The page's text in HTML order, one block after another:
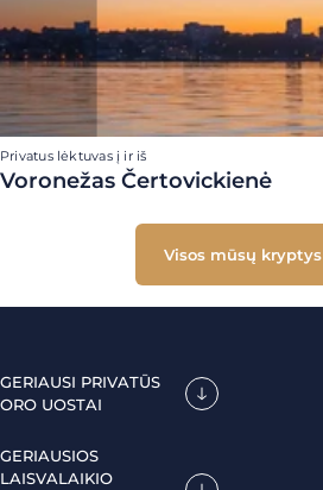
Privatus lėktuvas į ir iš
Voronežas Čertovickienė
Visos mūsų kryptys
GERIAUSI PRIVATŪS
ORO UOSTAI
GERIAUSIOS
LAISVALAIKIO